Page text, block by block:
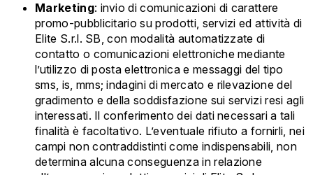
Marketing: invio di comunicazioni di carattere
promo-pubblicitario su prodotti, servizi ed attività di
Elite S.r.l. SB, con modalità automatizzate di
contatto o comunicazioni elettroniche mediante
l’utilizzo di posta elettronica e messaggi del tipo
sms, is, mms; indagini di mercato e rilevazione del
gradimento e della soddisfazione sui servizi resi agli
interessati. Il conferimento dei dati necessari a tali
finalità è facoltativo. L’eventuale rifiuto a fornirli, nei
campi non contraddistinti come indispensabili, non
determina alcuna conseguenza in relazione